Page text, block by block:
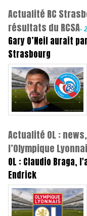
Actualité RC
résultats du RCSA-
Gary O’Neil aurait
Strasbourg
Actualité OL :
l’Olympique
OL : Claudio Braga,
Endrick